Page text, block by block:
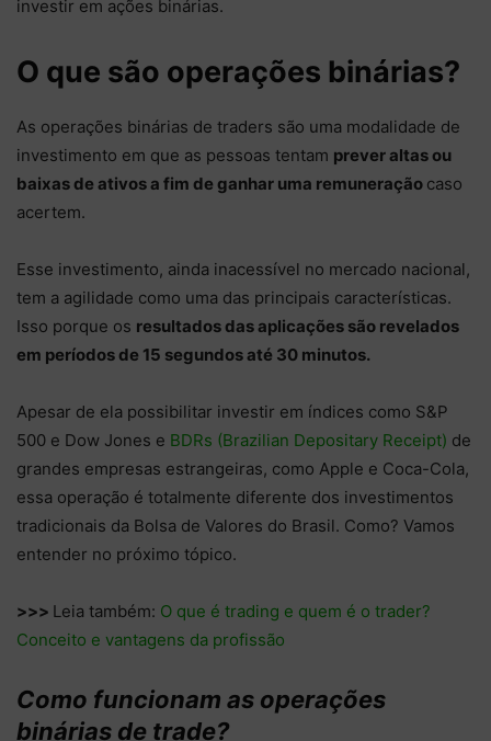
investir em ações binárias.
O que são operações binárias?
As operações binárias de traders são uma modalidade de
investimento em que as pessoas tentam prever altas ou
baixas de ativos a fim de ganhar uma remuneração caso
acertem.
Esse investimento, ainda inacessível no mercado nacional,
tem a agilidade como uma das principais características.
Isso porque os resultados das aplicações são revelados
em períodos de 15 segundos até 30 minutos.
Apesar de ela possibilitar investir em índices como S&P
500 e Dow Jones e BDRs (Brazilian Depositary Receipt) de
grandes empresas estrangeiras, como Apple e Coca-Cola,
essa operação é totalmente diferente dos investimentos
tradicionais da Bolsa de Valores do Brasil. Como? Vamos
entender no próximo tópico.
>>> Leia também: O que é trading e quem é o trader?
Conceito e vantagens da profissão
Como funcionam as operações
binárias de trade?